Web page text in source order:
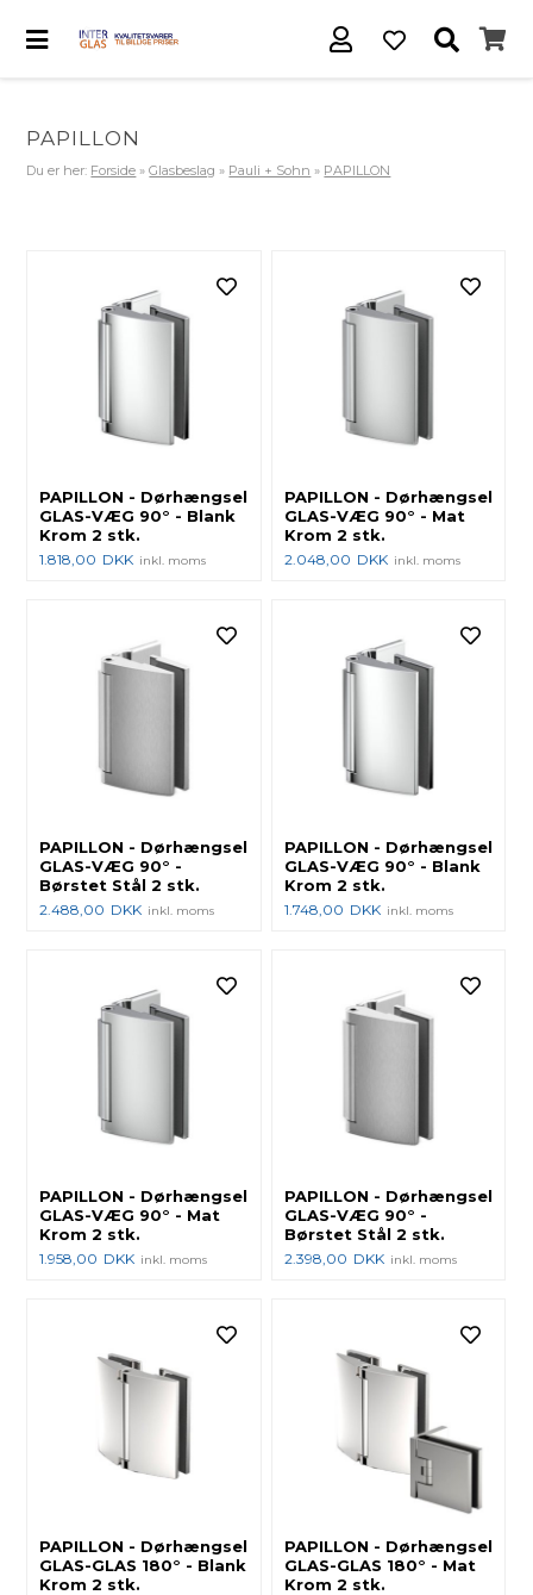
PAPILLON
Du er her: Forside »Glasbeslag » Pauli + Sohn » PAPILLON
PAPILLON - Dørhængsel
GLAS-VÆG 90° - Blank
Krom 2 stk.
1.818,00 DKK inkl. moms
PAPILLON - Dørhængsel
GLAS-VÆG 90° - Mat
Krom 2 stk.
2.048,00 DKK inkl. moms
PAPILLON - Dørhængsel
GLAS-VÆG 90° -
Børstet Stål 2 stk.
2.488,00 DKK inkl. moms
PAPILLON - Dørhængsel
GLAS-VÆG 90° - Blank
Krom 2 stk.
1.748,00 DKK inkl. moms
PAPILLON - Dørhængsel
GLAS-VÆG 90° - Mat
Krom 2 stk.
1.958,00 DKK inkl. moms
PAPILLON - Dørhængsel
GLAS-VÆG 90° -
Børstet Stål 2 stk.
2.398,00 DKK inkl. moms
PAPILLON - Dørhængsel
GLAS-GLAS 180° - Blank
Krom 2 stk.
PAPILLON - Dørhængsel
GLAS-GLAS 180° - Mat
Krom 2 stk.